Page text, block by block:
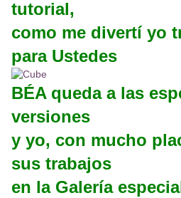
tutorial,
como me divertí yo
para Ustedes
BÉA queda a las
versiones
y yo, con mucho
sus trabajos
en la Galería